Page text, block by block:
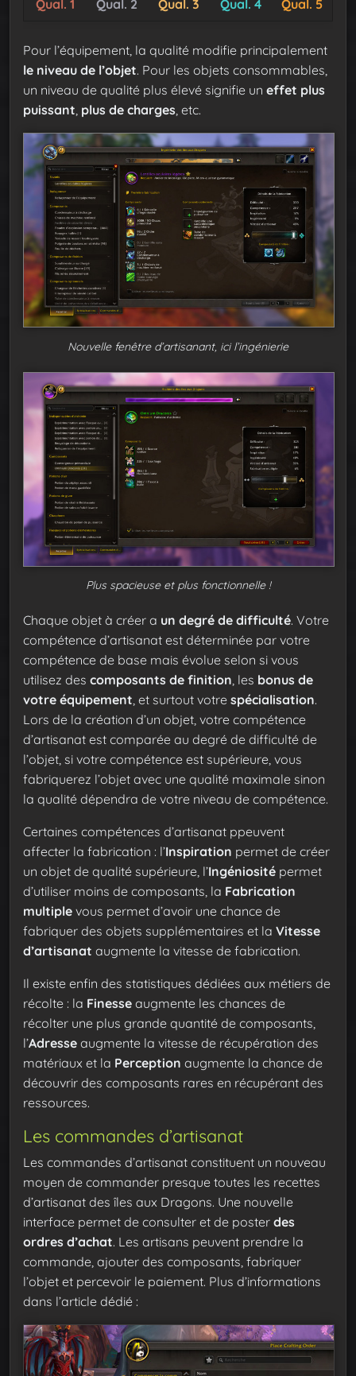
Qual. 1 Qual. 2 Qual. 3 Qual. 4 Qual. 5
Pour l’équipement, la qualité modifie principalement
le niveau de l’objet. Pour les objets consommables,
un niveau de qualité plus élevé signifie un effet plus
puissant, plus de charges, etc.
Nouvelle fenêtre d’artisanant, ici l’ingénierie
Plus spacieuse et plus fonctionnelle !
Chaque objet à créer a un degré de difficulté. Votre
compétence d’artisanat est déterminée par votre
compétence de base mais évolue selon si vous
utilisez des composants de finition , les bonus de
votre équipement , et surtout votre spécialisation.
Lors de la création d’un objet, votre compétence
d’artisanat est comparée au degré de difficulté de
l’objet, si votre compétence est supérieure, vous
fabriquerez l’objet avec une qualité maximale sinon
la qualité dépendra de votre niveau de compétence.
Certaines compétences d’artisanat ppeuvent
affecter la fabrication : l’Inspiration permet de créer
un objet de qualité supérieure, l’Ingéniosité permet
d’utiliser moins de composants, la Fabrication
multiple vous permet d’avoir une chance de
fabriquer des objets supplémentaires et la Vitesse
d’artisanat augmente la vitesse de fabrication.
Il existe enfin des statistiques dédiées aux métiers de
récolte : la Finesse augmente les chances de
récolter une plus grande quantité de composants,
l’Adresse augmente la vitesse de récupération des
matériaux et la Perception augmente la chance de
découvrir des composants rares en récupérant des
ressources.
Les commandes d’artisanat
Les commandes d’artisanat constituent un nouveau
moyen de commander presque toutes les recettes
d’artisanat des îles aux Dragons. Une nouvelle
interface permet de consulter et de poster des
ordres d’achat. Les artisans peuvent prendre la
commande, ajouter des composants, fabriquer
l’objet et percevoir le paiement. Plus d’informations
dans l’article dédié :